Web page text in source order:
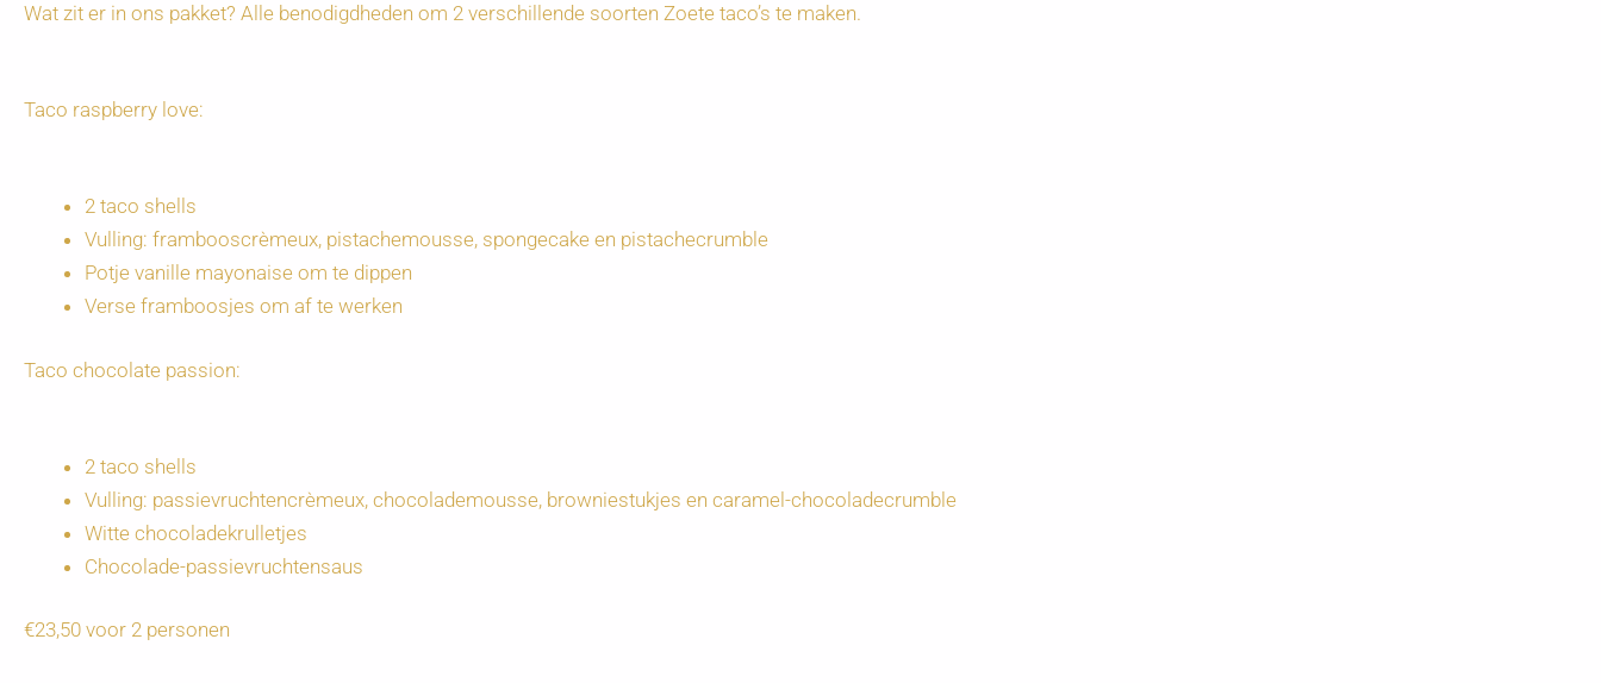
Wat zit er in ons pakket? Alle benodigdheden om 2 verschillende soorten Zoete taco’s te maken.
Taco raspberry love:
2 taco shells
Vulling: frambooscrèmeux, pistachemousse, spongecake en pistachecrumble
Potje vanille mayonaise om te dippen
Verse framboosjes om af te werken
Taco chocolate passion:
2 taco shells
Vulling: passievruchtencrèmeux, chocolademousse, browniestukjes en caramel-chocoladecrumble
Witte chocoladekrulletjes
Chocolade-passievruchtensaus
€23,50 voor 2 personen